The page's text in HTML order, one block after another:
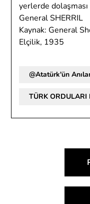
yerlerde
General SHERRIL
Kaynak: General
Elçilik, 1935
@Atatürk'ün
TÜRK ORDULARI
gezinmesi